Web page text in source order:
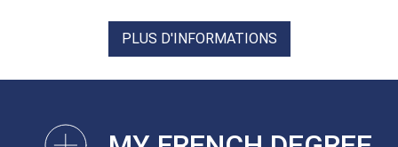
PLUS D'INFORMATIONS